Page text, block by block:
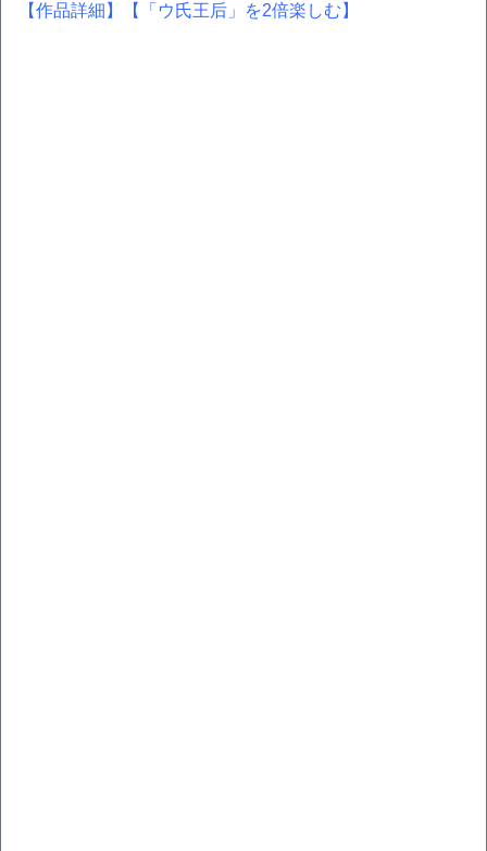
【作品詳細】 【「ウ氏王后」を2倍楽しむ】